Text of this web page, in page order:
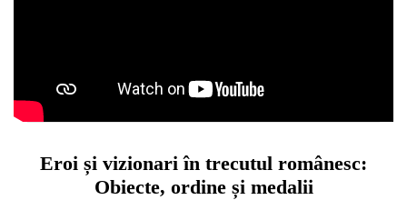
Eroi și vizionari în trecutul românesc:
Obiecte, ordine și medalii